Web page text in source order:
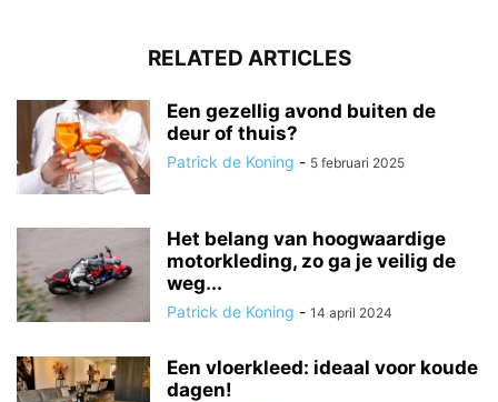
RELATED ARTICLES
Een gezellig avond buiten de
deur of thuis?
Patrick de Koning - 5 februari 2025
Het belang van hoogwaardige
motorkleding, zo ga je veilig de
weg...
Patrick de Koning - 14 april 2024
Een vloerkleed: ideaal voor koude
dagen!